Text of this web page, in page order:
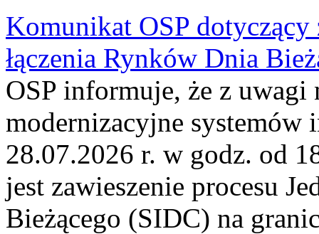
Komunikat OSP dotyczący
łączenia Rynków Dnia
OSP informuje, że z uwagi
modernizacyjne
28.07.2026 r. w godz. od
jest zawieszenie procesu
Bieżącego (SIDC) na